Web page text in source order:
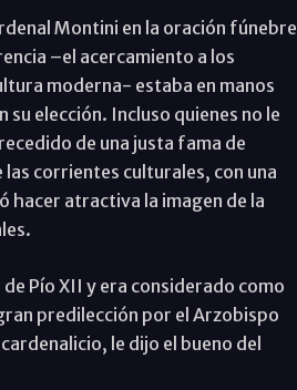
Montini en la oración fúnebre
–el acercamiento a los
moderna- estaba en manos
elección. Incluso quienes no le
de una justa fama de
corrientes culturales, con una
hacer atractiva la imagen de la
Pío XII y era considerado como
predilección por el Arzobispo
le dijo el bueno del